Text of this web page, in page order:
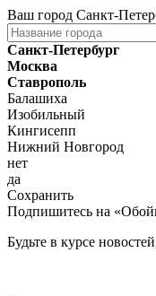
Ваш город Санкт-
Санкт-Петербург
Москва
Ставрополь
Балашиха
Изобильный
Кингисепп
Нижний Новгород
нет
да
Сохранить
Подпишитесь на
Будьте в курсе